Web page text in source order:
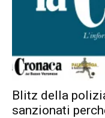
Blitz della
sanzionati